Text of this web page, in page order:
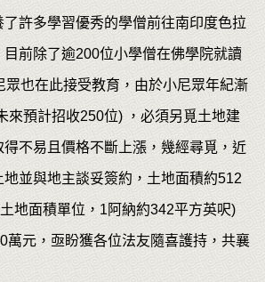
許多學習優秀的學僧前往南印度色拉
前除了逾200位小學僧在佛學院就讀
眾也在此接受教育，由於小尼眾年紀漸
來預計招收250位) ，必須另覓土地建
不易且價格不斷上漲，幾經尋覓，近
並與地主談妥簽約，土地面積約512
地面積單位，1阿納約342平方英呎)
萬元，亟盼獲各位法友隨喜護持，共襄